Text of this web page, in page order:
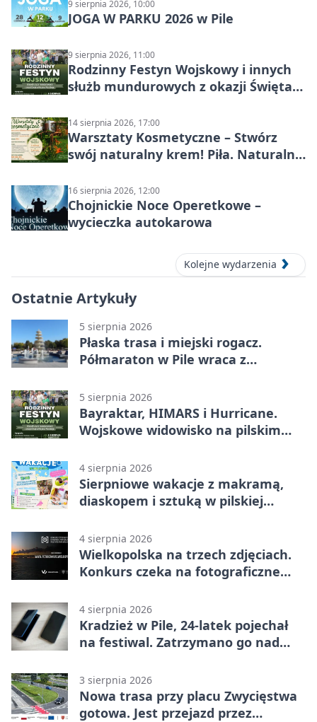
9 sierpnia 2026, 10:00
JOGA W PARKU 2026 w Pile
9 sierpnia 2026, 11:00
Rodzinny Festyn Wojskowy i innych
służb mundurowych z okazji Święta
14 sierpnia 2026, 17:00
Warsztaty Kosmetyczne – Stwórz
swój naturalny krem! Piła. Naturalna
16 sierpnia 2026, 12:00
Chojnickie Noce Operetkowe –
wycieczka autokarowa
Kolejne wydarzenia
Ostatnie Artykuły
5 sierpnia 2026
Płaska trasa i miejski rogacz.
Półmaraton w Pile wraca z
5 sierpnia 2026
Bayraktar, HIMARS i Hurricane.
Wojskowe widowisko na pilskim
4 sierpnia 2026
Sierpniowe wakacje z makramą,
diaskopem i sztuką w pilskiej
4 sierpnia 2026
Wielkopolska na trzech zdjęciach.
Konkurs czeka na fotograficzne
4 sierpnia 2026
Kradzież w Pile, 24-latek pojechał
na festiwal. Zatrzymano go nad
3 sierpnia 2026
Nowa trasa przy placu Zwycięstwa
gotowa. Jest przejazd przez